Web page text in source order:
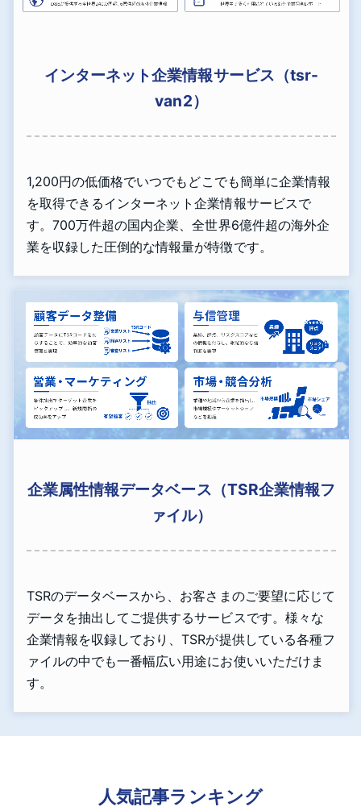
インターネット企業情報サービス（tsr-
van2）
1,200円の低価格でいつでもどこでも簡単に企業情報
を取得できるインターネット企業情報サービスで
す。700万件超の国内企業、全世界6億件超の海外企
業を収録した圧倒的な情報量が特徴です。
企業属性情報データベース（TSR企業情報フ
ァイル）
TSRのデータベースから、お客さまのご要望に応じて
データを抽出してご提供するサービスです。様々な
企業情報を収録しており、TSRが提供している各種フ
ァイルの中でも一番幅広い用途にお使いいただけま
す。
人気記事ランキング